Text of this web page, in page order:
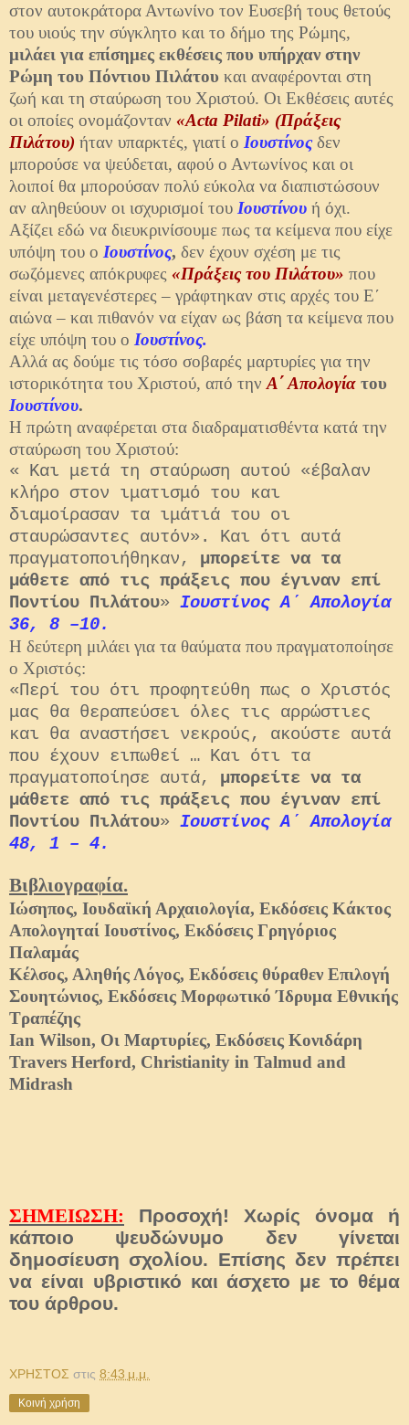
στον αυτοκράτορα Αντωνίνο τον Ευσεβή τους θετούς
του υιούς την σύγκλητο και το δήμο της Ρώμης,
μιλάει για επίσημες εκθέσεις που υπήρχαν στην
Ρώμη του Πόντιου Πιλάτου και αναφέρονται στη
ζωή και τη σταύρωση του Χριστού. Οι Εκθέσεις αυτές
οι οποίες ονομάζονταν «Acta Pilati» (Πράξεις
Πιλάτου) ήταν υπαρκτές, γιατί ο Ιουστίνος δεν
μπορούσε να ψεύδεται, αφού ο Αντωνίνος και οι
λοιποί θα μπορούσαν πολύ εύκολα να διαπιστώσουν
αν αληθεύουν οι ισχυρισμοί του Ιουστίνου ή όχι.
Αξίζει εδώ να διευκρινίσουμε πως τα κείμενα που είχε
υπόψη του ο Ιουστίνος, δεν έχουν σχέση με τις
σωζόμενες απόκρυφες «Πράξεις του Πιλάτου» που
είναι μεταγενέστερες – γράφτηκαν στις αρχές του Ε΄
αιώνα – και πιθανόν να είχαν ως βάση τα κείμενα που
είχε υπόψη του ο Ιουστίνος.
Αλλά ας δούμε τις τόσο σοβαρές μαρτυρίες για την
ιστορικότητα του Χριστού, από την Α΄ Απολογία του
Ιουστίνου.
Η πρώτη αναφέρεται στα διαδραματισθέντα κατά την
σταύρωση του Χριστού:
« Και μετά τη σταύρωση αυτού «έβαλαν
κλήρο στον ιματισμό του και
διαμοίρασαν τα ιμάτιά του οι
σταυρώσαντες αυτόν». Και ότι αυτά
πραγματοποιήθηκαν, μπορείτε να τα
μάθετε από τις πράξεις που έγιναν επί
Ποντίου Πιλάτου» Ιουστίνος Α΄ Απολογία
36, 8 –10.
Η δεύτερη μιλάει για τα θαύματα που πραγματοποίησε
ο Χριστός:
«Περί του ότι προφητεύθη πως ο Χριστός
μας θα θεραπεύσει όλες τις αρρώστιες
και θα αναστήσει νεκρούς, ακούστε αυτά
που έχουν ειπωθεί … Και ότι τα
πραγματοποίησε αυτά, μπορείτε να τα
μάθετε από τις πράξεις που έγιναν επί
Ποντίου Πιλάτου» Ιουστίνος Α΄ Απολογία
48, 1 – 4.
Βιβλιογραφία.
Ιώσηπος, Ιουδαϊκή Αρχαιολογία, Εκδόσεις Κάκτος
Απολογηταί Ιουστίνος, Εκδόσεις Γρηγόριος
Παλαμάς
Κέλσος, Αληθής Λόγος, Εκδόσεις θύραθεν Επιλογή
Σουητώνιος, Εκδόσεις Μορφωτικό Ίδρυμα Εθνικής
Τραπέζης
Ian Wilson, Οι Μαρτυρίες, Εκδόσεις Κονιδάρη
Travers Herford, Christianity in Talmud and
Midrash
ΣΗΜΕΙΩΣΗ: Προσοχή! Χωρίς όνομα ή
κάποιο ψευδώνυμο δεν γίνεται
δημοσίευση σχολίου. Επίσης δεν πρέπει
να είναι υβριστικό και άσχετο με το θέμα
του άρθρου.
ΧΡΗΣΤΟΣ στις 8:43 μ.μ.
Κοινή χρήση